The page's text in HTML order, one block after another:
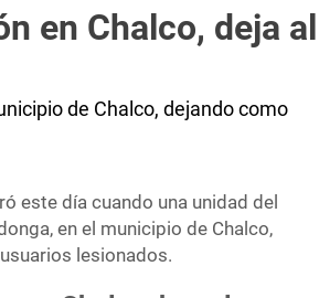
en Chalco, deja al
de Chalco, dejando como
este día cuando una unidad del
en el municipio de Chalco,
lesionados.